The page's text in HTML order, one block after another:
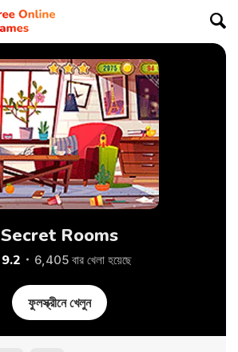
Secret Rooms
9.2 6,405 বার খেলা হয়েছে
ফুলস্ক্রীনে খেলুন